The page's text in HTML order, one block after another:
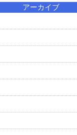
アーカイブ